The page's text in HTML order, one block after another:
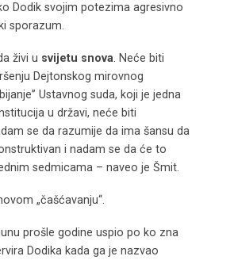
Dodik svojim potezima agresivno
sporazum.
živi u svijetu snova . Neće biti
Dejtonskog mirovnog
Ustavnog suda, koji je jedna
u državi, neće biti
se da razumije da ima šansu da
i nadam se da će to
sedmicama – naveo je Šmit.
„čašćavanju“.
prošle godine uspio po ko zna
Dodika kada ga je nazvao